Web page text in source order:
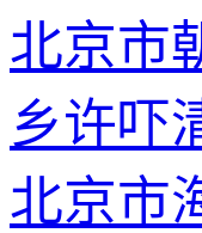
北京市
乡许吓
北京市